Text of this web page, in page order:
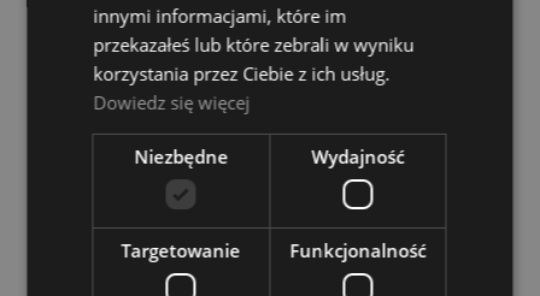
Goodwood GW5BN
VATER
innymi informacjami, które im
przekazałeś lub które zebrali w wyniku
korzystania przez Ciebie z ich usług.
Dowiedz się więcej
Niezbędne Wydajność
Targetowanie Funkcjonalność